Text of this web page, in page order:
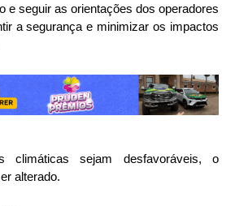
e seguir as orientações dos operadores
a segurança e minimizar os impactos
climáticas sejam desfavoráveis, o
alterado.